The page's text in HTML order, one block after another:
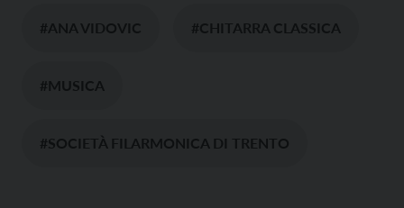
#ANA VIDOVIC #CHITARRA CLASSICA
#MUSICA
#SOCIETÀ FILARMONICA DI TRENTO